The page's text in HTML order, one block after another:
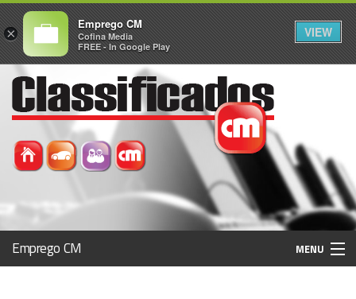
Emprego CM MENU
×
Emprego CM
Cofina Media
FREE - In Google Play
VIEW